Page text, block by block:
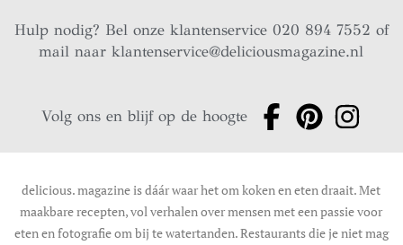
Hulp nodig? Bel onze klantenservice 020 894 7552 of
mail naarklantenservice@deliciousmagazine.nl
Volg ons en blijf op de hoogte
delicious. magazine is dáár waar het om koken en eten draait. Met
maakbare recepten, vol verhalen over mensen met een passie voor
eten en fotografie om bij te watertanden. Restaurants die je niet mag